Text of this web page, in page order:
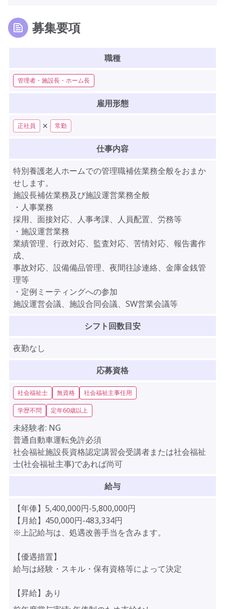
募集要項
職種
管理者・施設長・ホーム長
雇用形態
正社員 ✕ 常勤
仕事内容
特別養護老人ホームでの管理職補佐業務全般をおまか
せします。
施設長補佐業務及び施設運営業務全般
・人事業務
採用、面接対応、人事考課、人員配置、労務等
・施設運営業務
業績管理、行政対応、監査対応、苦情対応、報告書作
成、
事故対応、設備備品管理、夜間往診連絡、金庫金銭管
理等
・定例ミーティングへの参加
施設運営会議、施設合同会議、SW営業会議等
シフト回数目安
夜勤なし
応募資格
社会福祉士 無資格 社会福祉主事任用
学歴不問 定年60歳以上
未経験者: NG
普通自動車運転免許必須
社会福祉施設長資格認定講習会受講者または社会福祉
士(社会福祉主事)であれば尚可
給与
【年俸】5,400,000円-5,800,000円
【月給】450,000円-483,334円
※上記給与は、処遇改善手当を含みます。
【優遇措置】
給与は経験・スキル・保有資格等によって決定
【昇給】あり